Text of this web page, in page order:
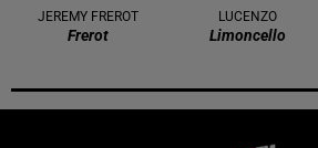
JEREMY FREROT
Frerot
LUCENZO
Limoncello